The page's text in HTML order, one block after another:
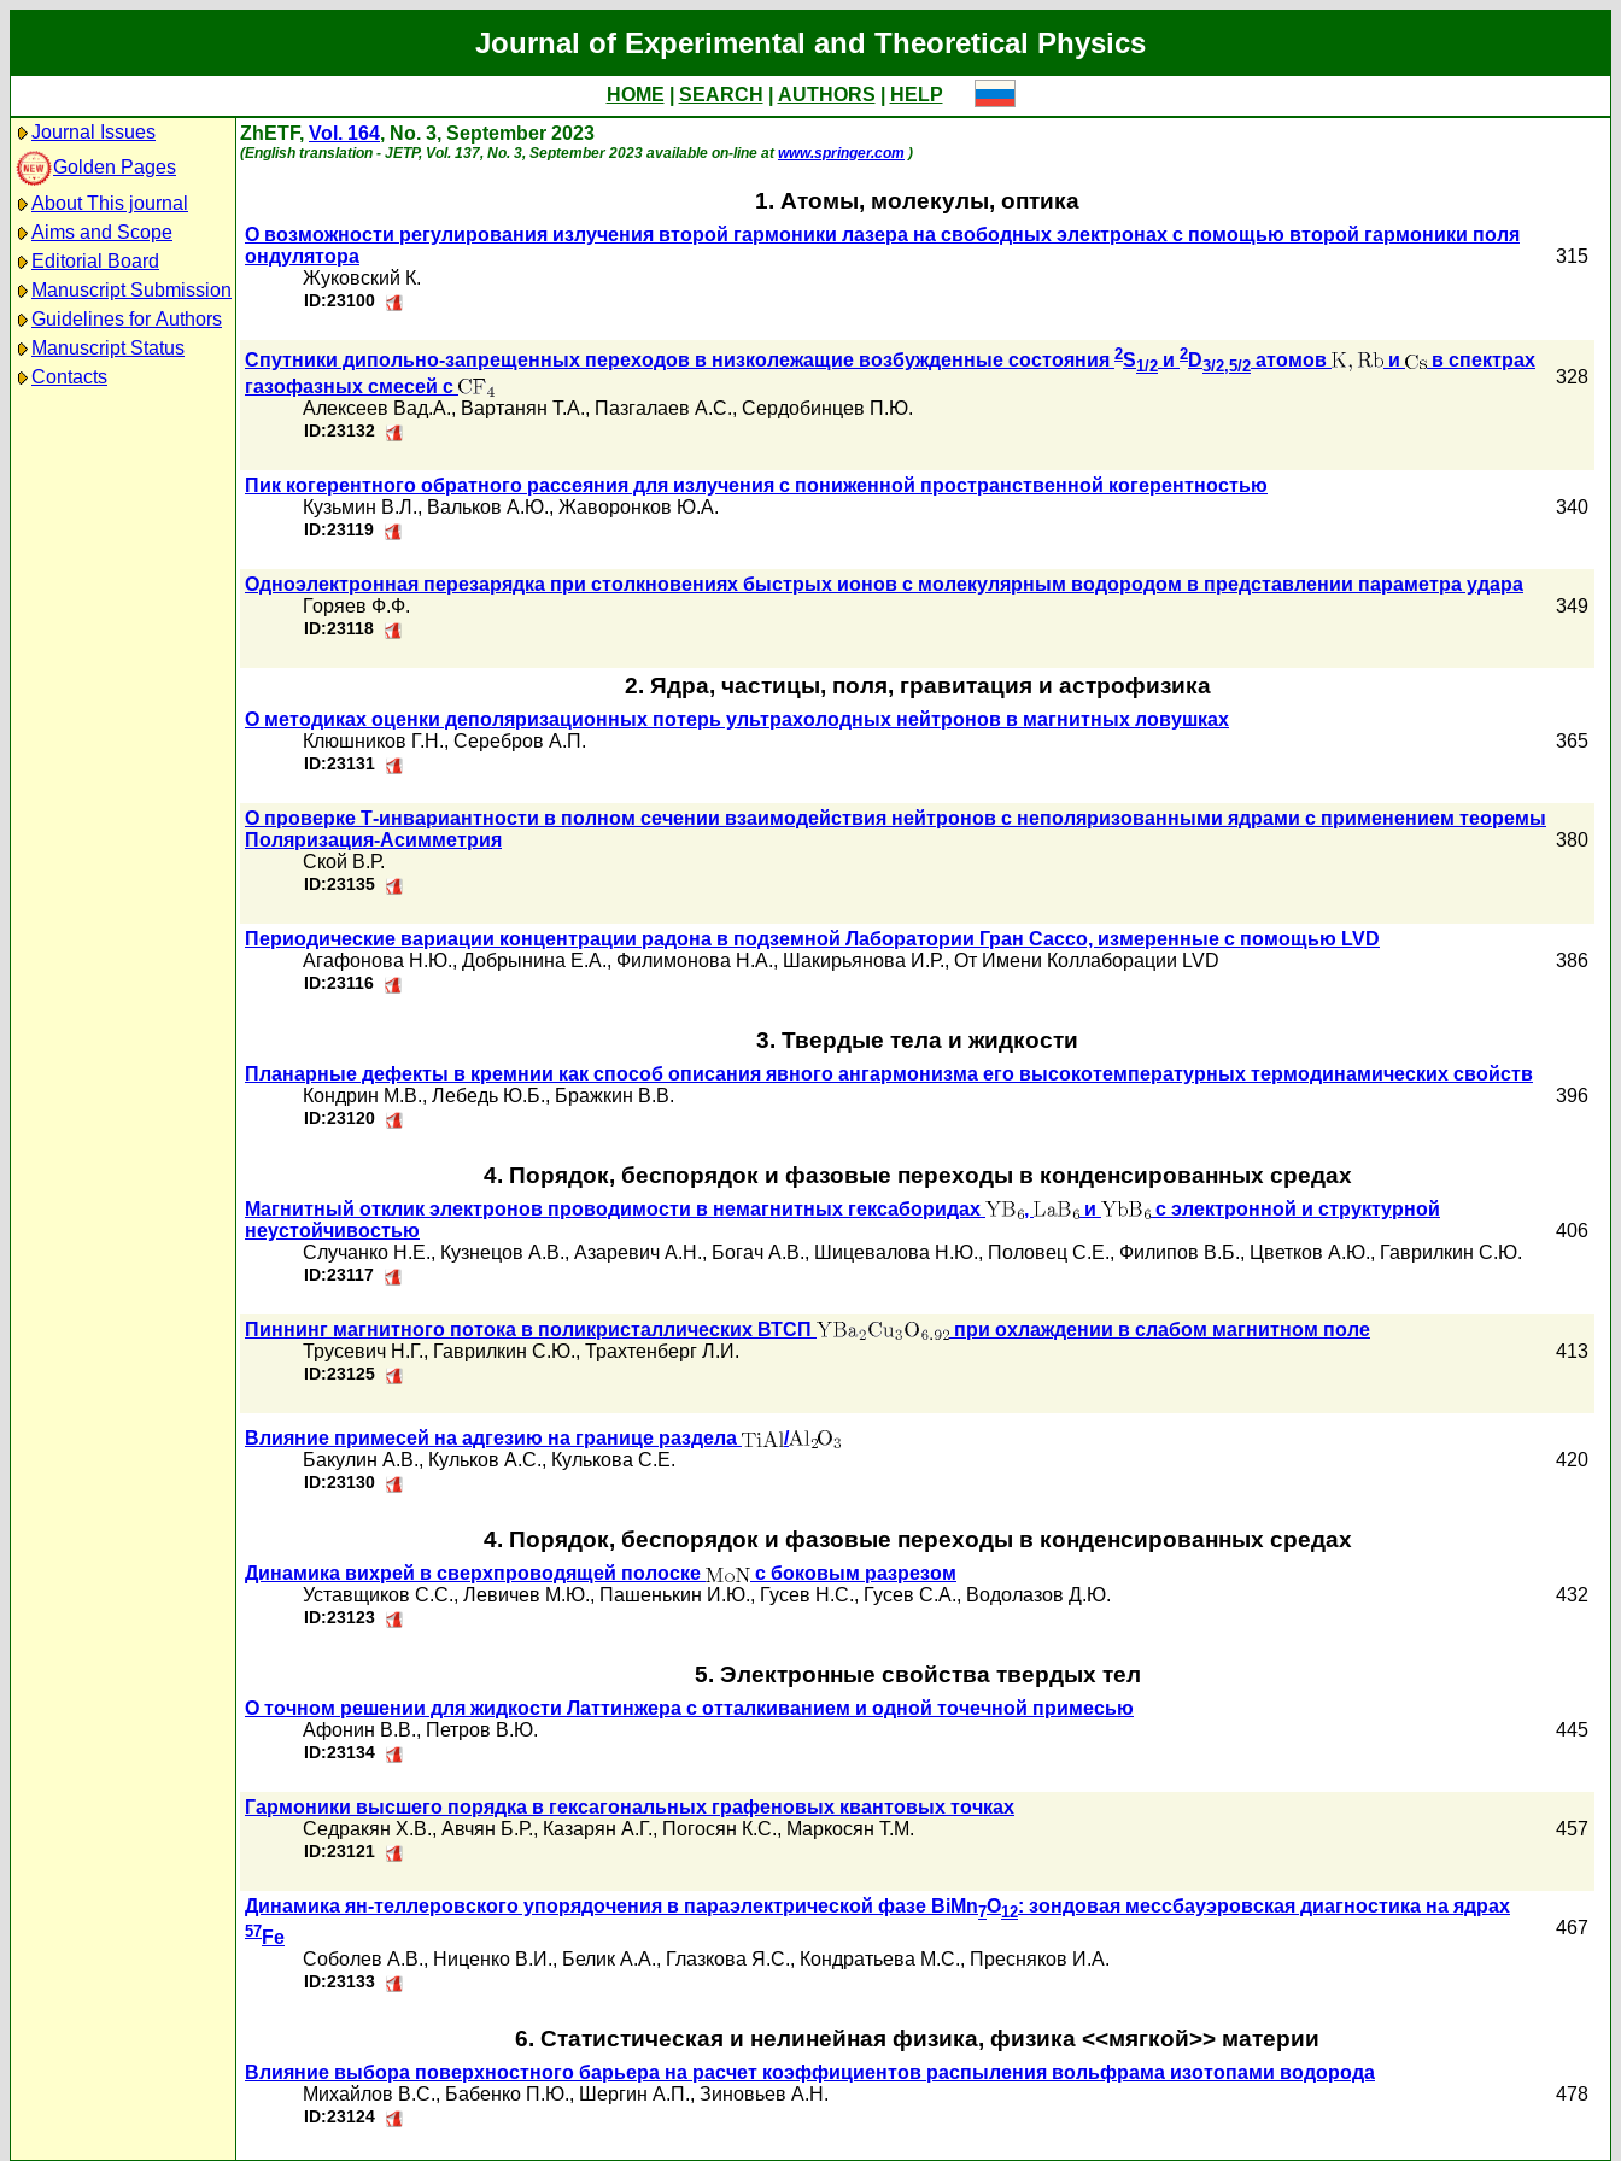
Journal of Experimental and Theoretical Physics
HOME SEARCH AUTHORS
HELP
Journal Issues
Golden Pages
About This journal
Aims and Scope
Editorial Board
Manuscript Submission
Guidelines for Authors
Manuscript Status
Contacts
ZhETF, Vol. 164, No. 3, September 2023
(English translation - JETP, Vol. 137, No. 3, September 2023 available on-line atwww.springer.com )
1. Атомы, молекулы, оптика
О возможности регулирования излучения второй гармоники лазера на свободных электронах с помощью второй гармоники поля
ондулятора
Жуковский К.
ID:23100
315
Спутники дипольно-запрещенных переходов в низколежащие возбужденные состояния 2S1/2 и 2 D3/2,5/2 атомов и
в спектрах
газофазных смесей с
Алексеев Вад.А., Вартанян Т.А., Пазгалаев А.С., Сердобинцев П.Ю.
ID:23132
328
Пик когерентного обратного рассеяния для излучения с пониженной пространственной когерентностью
Кузьмин В.Л., Вальков А.Ю., Жаворонков Ю.А.
ID:23119
340
Одноэлектронная перезарядка при столкновениях быстрых ионов с молекулярным водородом в представлении параметра удара
Горяев Ф.Ф.
ID:23118
349
2. Ядра, частицы, поля, гравитация и астрофизика
О методиках оценки деполяризационных потерь ультрахолодных нейтронов в магнитных ловушках
Клюшников Г.Н., Серебров А.П.
ID:23131
365
О проверке Т-инвариантности в полном сечении взаимодействия нейтронов с неполяризованными ядрами с применением теоремы
Поляризация-Асимметрия
Ской В.Р.
ID:23135
380
Периодические вариации концентрации радона в подземной Лаборатории Гран Сассо, измеренные с помощью LVD
Агафонова Н.Ю., Добрынина Е.А., Филимонова Н.А., Шакирьянова И.Р., От Имени Коллаборации LVD
ID:23116
386
3. Твердые тела и жидкости
Планарные дефекты в кремнии как способ описания явного ангармонизма его высокотемпературных термодинамических свойств
Кондрин М.В., Лебедь Ю.Б., Бражкин В.В.
ID:23120
396
4. Порядок, беспорядок и фазовые переходы в конденсированных средах
Магнитный отклик электронов проводимости в немагнитных гексаборидах , и
с электронной и структурной
неустойчивостью
Случанко Н.Е., Кузнецов А.В., Азаревич А.Н., Богач А.В., Шицевалова Н.Ю., Половец С.Е., Филипов В.Б., Цветков А.Ю., Гаврилкин С.Ю.
ID:23117
406
Пиннинг магнитного потока в поликристаллических ВТСП
при охлаждении в слабом магнитном поле
Трусевич Н.Г., Гаврилкин С.Ю., Трахтенберг Л.И.
ID:23125
413
Влияние примесей на адгезию на границе раздела
/
Бакулин А.В., Кульков А.С., Кулькова С.Е.
ID:23130
420
4. Порядок, беспорядок и фазовые переходы в конденсированных средах
Динамика вихрей в сверхпроводящей полоске
с боковым разрезом
Уставщиков С.С., Левичев М.Ю., Пашенькин И.Ю., Гусев Н.С., Гусев С.А., Водолазов Д.Ю.
ID:23123
432
5. Электронные свойства твердых тел
О точном решении для жидкости Латтинжера с отталкиванием и одной точечной примесью
Афонин В.В., Петров В.Ю.
ID:23134
445
Гармоники высшего порядка в гексагональных графеновых квантовых точках
Седpакян Х.В., Авчян Б.Р., Казаpян А.Г., Погосян К.С., Маpкосян Т.М.
ID:23121
457
Динамика ян-теллеровского упорядочения в параэлектрической фазе BiMn7O12: зондовая мессбауэровская диагностика на ядрах
57 Fe
Соболев А.В., Ниценко В.И., Белик А.А., Глазкова Я.С., Кондратьева М.С., Пресняков И.А.
ID:23133
467
6. Статистическая и нелинейная физика, физика <<мягкой>> материи
Влияние выбора поверхностного барьера на расчет коэффициентов распыления вольфрама изотопами водорода
Михайлов В.С., Бабенко П.Ю., Шергин А.П., Зиновьев А.Н.
ID:23124
478